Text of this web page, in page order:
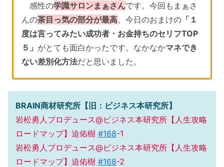
感性の学識サロンまぁさんです。今回もまぁさ
んの茶目っ気の部分が最高。今日のおまけの 「１
度は言ってみたい成功者・お金持ちのセリフTOP
５」 がとても面白かったです。なかなかマネでき
ない差別化方法だと思いました。
BRAIN商材研究所【旧：ビジネス本研究所】
岩松勇人プロデュース@ビジネス本研究所【人生攻略
ロードマップ】迫佑樹 #168-1
岩松勇人プロデュース@ビジネス本研究所【人生攻略
ロードマップ】迫佑樹 #168-2